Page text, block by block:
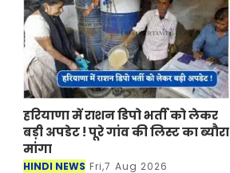
हरियाणा में राशन डिपो भर्ती को लेकर
बड़ी अपडेट ! पूरे गांव की लिस्ट का ब्यौरा
मांगा
HINDI NEWS Fri,7 Aug 2026